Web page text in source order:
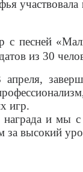
участвовала
с песней
из 30
игр.
и мы
за высокий